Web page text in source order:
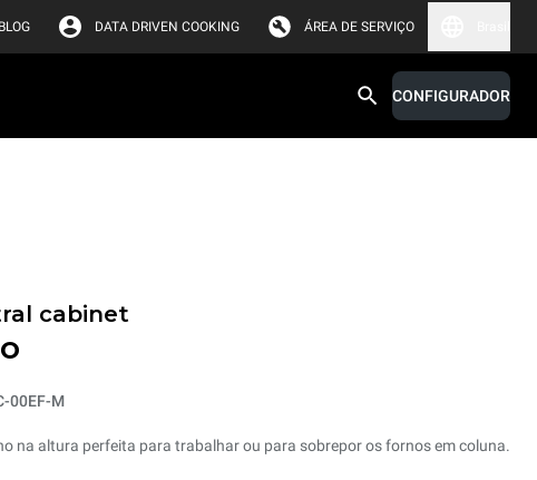
BLOG DATA DRIVEN COOKING ÁREA DE SERVIÇO
CONFIGURADOR
cabinet
00EF-M
na altura perfeita para trabalhar ou para sobrepor os fornos em coluna.